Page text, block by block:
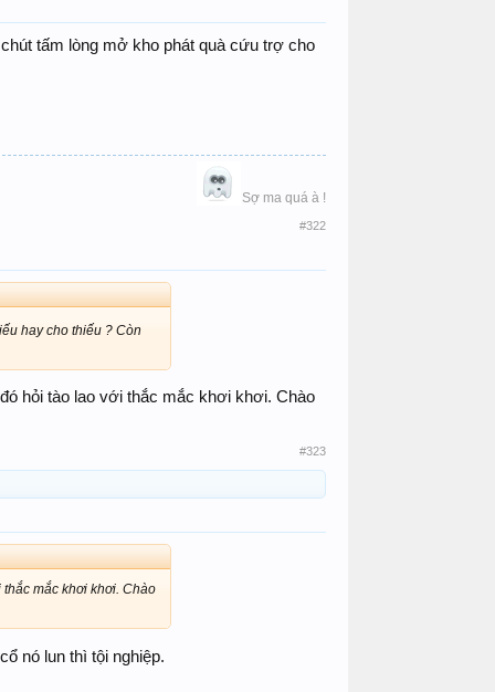
tấm lòng mở kho phát quà cứu trợ cho
Sợ ma quá à !​
#322
hay cho thiếu ? Còn
hỏi tào lao với thắc mắc khơi khơi. Chào
#323
mắc khơi khơi. Chào
nó lun thì tội nghiệp.